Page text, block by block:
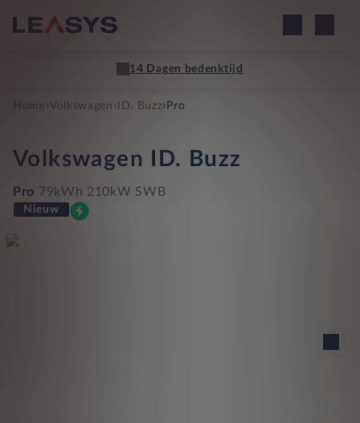
14 Dagen bedenktijd
Home › Volkswagen › ID. Buzz› Pro
Volkswagen ID. Buzz
Pro 79kWh 210kW SWB
Nieuw